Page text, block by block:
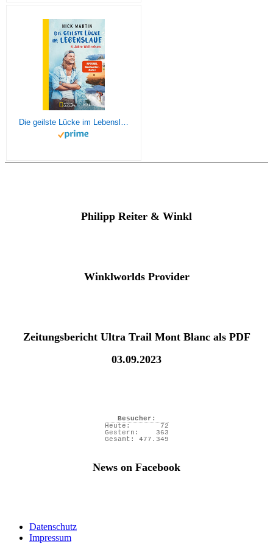
Philipp Reiter & Winkl
Winklworlds Provider
Zeitungsbericht Ultra Trail Mont Blanc als PDF
03.09.2023
Besucher:
Heute:
72
Gestern:
363
Gesamt:
477.349
News on Facebook
Datenschutz
Impressum